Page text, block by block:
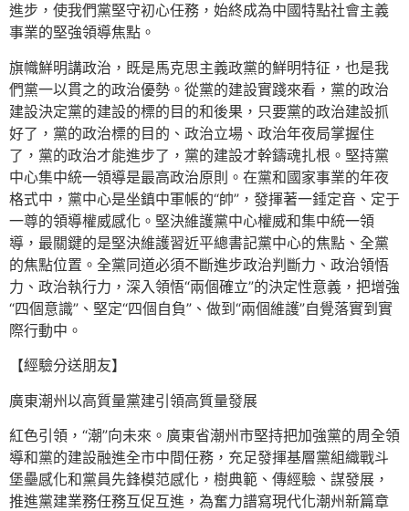
進步，使我們黨堅守初心任務，始終成為中國特點社會主義
事業的堅強領導焦點。
旗幟鮮明講政治，既是馬克思主義政黨的鮮明特征，也是我
們黨一以貫之的政治優勢。從黨的建設實踐來看，黨的政治
建設決定黨的建設的標的目的和後果，只要黨的政治建設抓
好了，黨的政治標的目的、政治立場、政治年夜局掌握住
了，黨的政治才能進步了，黨的建設才幹鑄魂扎根。堅持黨
中心集中統一領導是最高政治原則。在黨和國家事業的年夜
格式中，黨中心是坐鎮中軍帳的“帥”，發揮著一錘定音、定于
一尊的領導權威感化。堅決維護黨中心權威和集中統一領
導，最關鍵的是堅決維護習近平總書記黨中心的焦點、全黨
的焦點位置。全黨同道必須不斷進步政治判斷力、政治領悟
力、政治執行力，深入領悟“兩個確立”的決定性意義，把增強
“四個意識”、堅定“四個自負”、做到“兩個維護”自覺落實到實
際行動中。
【經驗分送朋友】
廣東潮州以高質量黨建引領高質量發展
紅色引領，“潮”向未來。廣東省潮州市堅持把加強黨的周全領
導和黨的建設融進全市中間任務，充足發揮基層黨組織戰斗
堡壘感化和黨員先鋒模范感化，樹典範、傳經驗、謀發展，
推進黨建業務任務互促互進，為奮力譜寫現代化潮州新篇章